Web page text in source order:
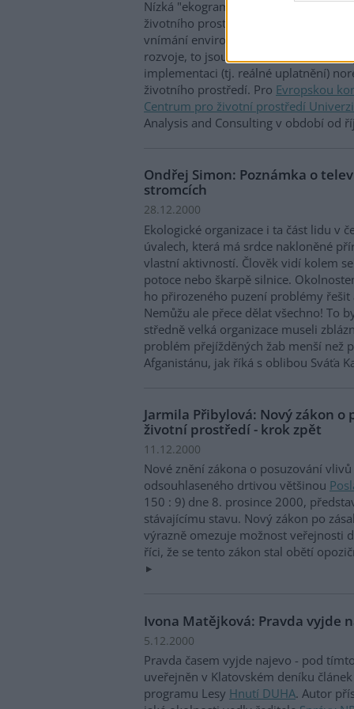
Nízká "ekogramotnost" široké
životního prostředí v agendě
vnímání environmentálních ohledů
rozvoje, to jsou některé ze závěrů
implementaci (tj. reálné uplatnění)
životního prostředí. Pro Evropskou
Centrum pro životní prostředí
Analysis and Consulting v období od
Ondřej Simon: Poznámka o
stromcích
28.12.2000
Ekologické organizace i ta část lidu v
úvalech, která má srdce nakloněné
vlastní aktivností. Člověk vidí kolem
potoce nebo škarpě silnice.
ho přirozeného puzení problémy
Nemůžu ale přece dělat všechno! To
středně velká organizace museli
problém přejížděných žab menší než
Afganistánu, jak říká s oblibou Sváťa
Jarmila Přibylová: Nový zákon o
životní prostředí - krok zpět
11.12.2000
Nové znění zákona o posuzování
odsouhlaseného drtivou většinou
150 : 9) dne 8. prosince 2000,
stávajícímu stavu. Nový zákon po
výrazně omezuje možnost veřejnosti
říci, že se tento zákon stal obětí
Ivona Matějková: Pravda vyjde
5.12.2000
Pravda časem vyjde najevo - pod
uveřejněn v Klatovském deníku
programu Lesy Hnutí DUHA. Autor